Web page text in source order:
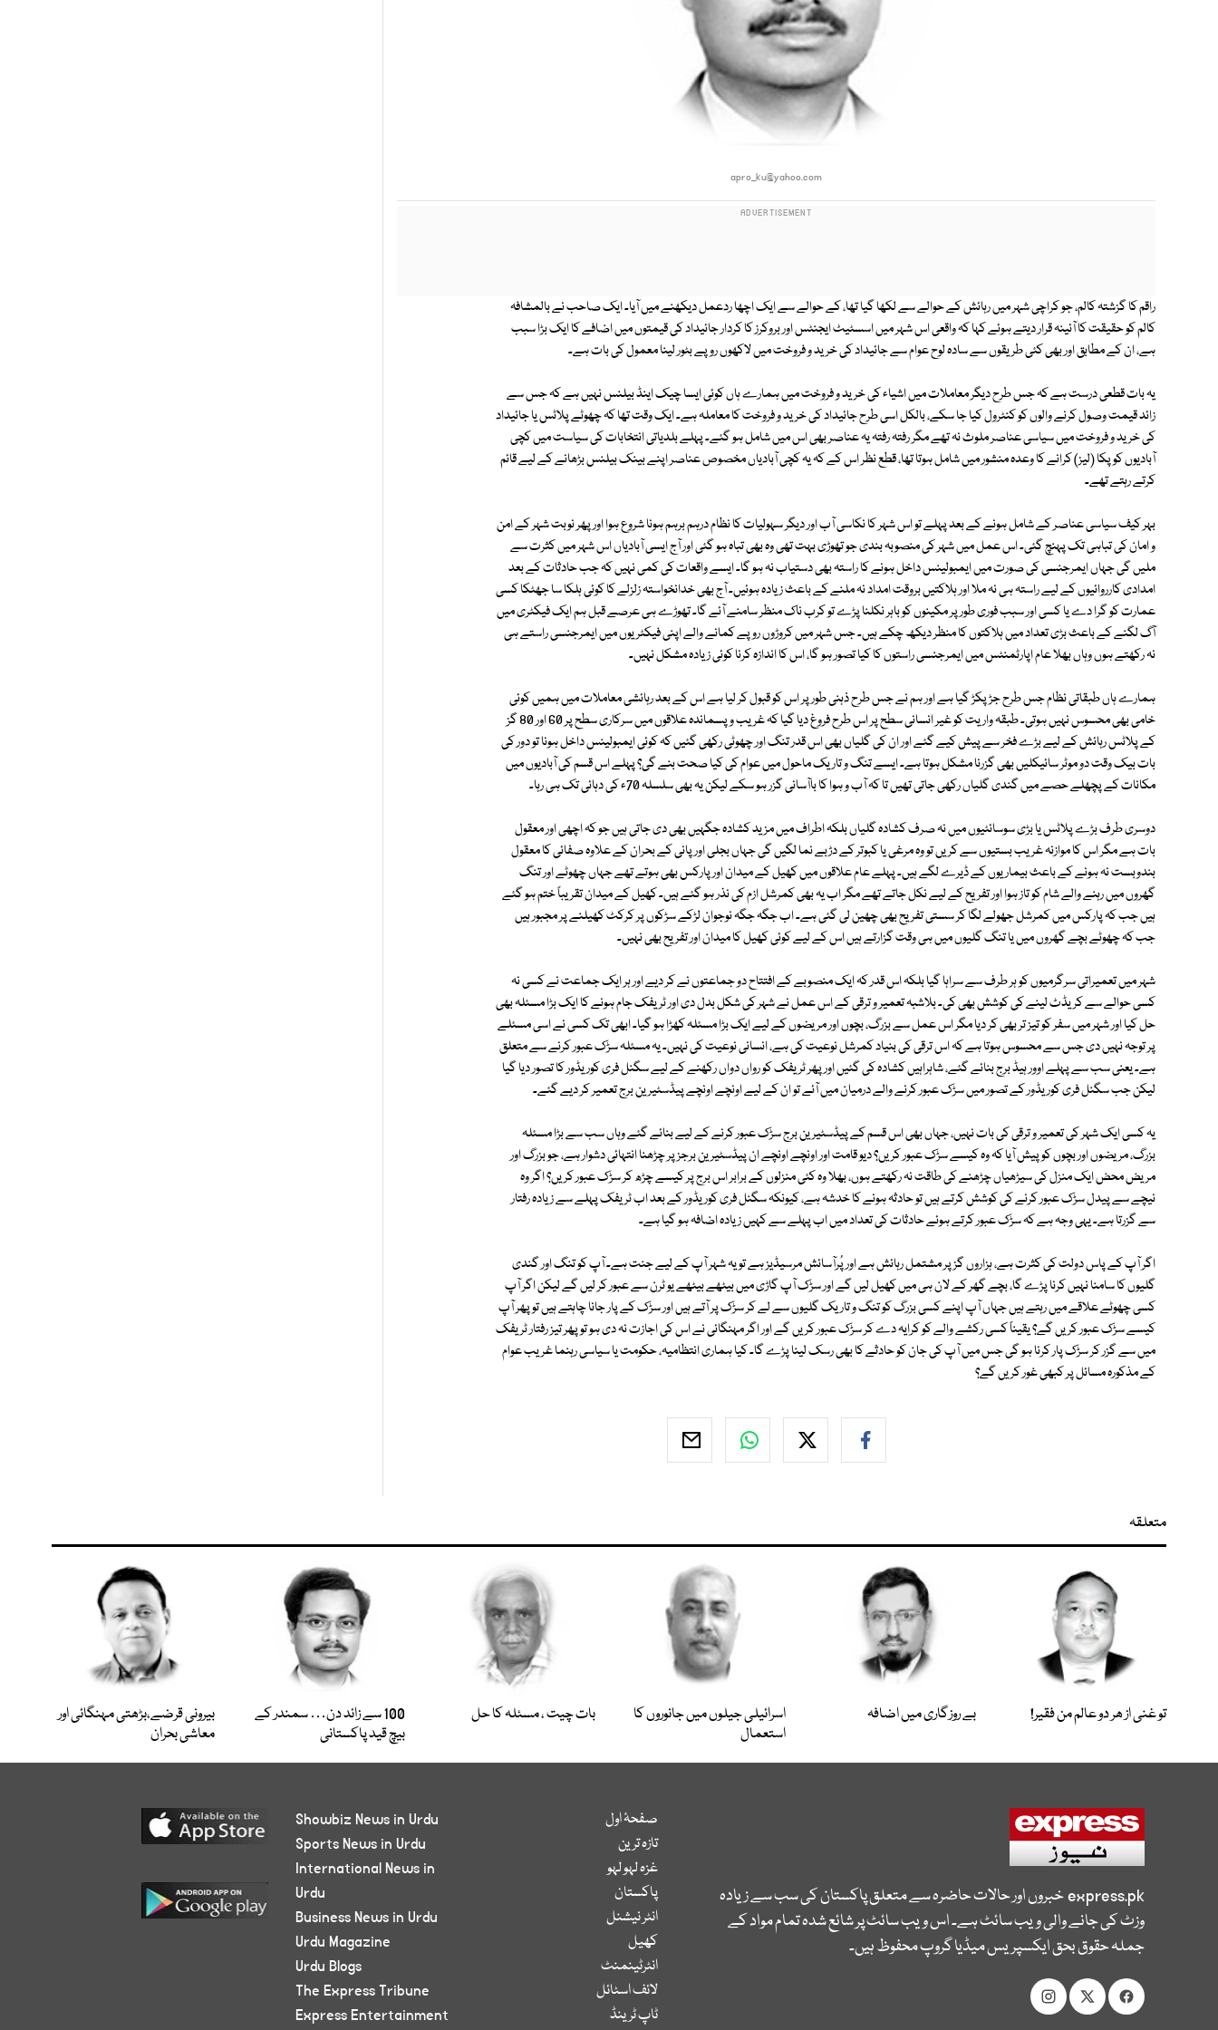
apro_ku@yahoo.com
راقم کا گزشتہ کالم، جو کراچی شہر میں رہائش کے حوالے سے لکھا گیا تھا، کے حوالے سے ایک اچھا ردعمل دیکھنے میں آیا۔ ایک صاحب نے بالمشافہ
کالم کو حقیقت کا آئینہ قرار دیتے ہوئے کہا کہ واقعی اس شہر میں اسسٹیٹ ایجنٹس اور بروکرز کا کردار جائیداد کی قیمتوں میں اضافے کا ایک بڑا سبب
ہے، ان کے مطابق اور بھی کئی طریقوں سے سادہ لوح عوام سے جائیداد کی خرید و فروخت میں لاکھوں روپے بٹور لینا معمول کی بات ہے۔
یہ بات قطعی درست ہے کہ جس طرح دیگر معاملات میں اشیاء کی خرید و فروخت میں ہمارے ہاں کوئی ایسا چیک اینڈ بیلنس نہیں ہے کہ جس سے
زائد قیمت وصول کرنے والوں کو کنٹرول کیا جا سکے، بالکل اسی طرح جائیداد کی خرید و فروخت کا معاملہ ہے۔ ایک وقت تھا کہ چھوٹے پلاٹس یا جائیداد
کی خرید و فروخت میں سیاسی عناصر ملوث نہ تھے مگر رفتہ رفتہ یہ عناصر بھی اس میں شامل ہو گئے۔ پہلے بلدیاتی انتخابات کی سیاست میں کچی
آبادیوں کو پکا (لیز) کرانے کا وعدہ منشور میں شامل ہوتا تھا، قطع نظر اس کے کہ یہ کچی آبادیاں مخصوص عناصر اپنے بینک بیلنس بڑھانے کے لیے قائم
کرتے رہتے تھے۔
بہر کیف سیاسی عناصر کے شامل ہونے کے بعد پہلے تو اس شہر کا نکاسی آب اور دیگر سہولیات کا نظام درہم برہم ہونا شروع ہوا اور پھر نوبت شہر کے امن
و امان کی تباہی تک پہنچ گئی۔ اس عمل میں شہر کی منصوبہ بندی جو تھوڑی بہت تھی وہ بھی تباہ ہو گئی اور آج ایسی آبادیاں اس شہر میں کثرت سے
ملیں گی جہاں ایمرجنسی کی صورت میں ایمبولینس داخل ہونے کا راستہ بھی دستیاب نہ ہو گا۔ ایسے واقعات کی کمی نہیں کہ جب حادثات کے بعد
امدادی کارروائیوں کے لیے راستہ ہی نہ ملا اور ہلاکتیں بروقت امداد نہ ملنے کے باعث زیادہ ہوئیں۔ آج بھی خدانخواستہ زلزلے کا کوئی ہلکا سا جھٹکا کسی
عمارت کو گرا دے یا کسی اور سبب فوری طور پر مکینوں کو باہر نکلنا پڑے تو کرب ناک منظر سامنے آئے گا۔ تھوڑے ہی عرصے قبل ہم ایک فیکٹری میں
آگ لگنے کے باعث بڑی تعداد میں ہلاکتوں کا منظر دیکھ چکے ہیں۔ جس شہر میں کروڑوں روپے کمانے والے اپنی فیکٹریوں میں ایمرجنسی راستے ہی
نہ رکھتے ہوں وہاں بھلا عام اپارٹمنٹس میں ایمرجنسی راستوں کا کیا تصور ہو گا، اس کا اندازہ کرنا کوئی زیادہ مشکل نہیں۔
ہمارے ہاں طبقاتی نظام جس طرح جڑ پکڑ گیا ہے اور ہم نے جس طرح ذہنی طور پر اس کو قبول کر لیا ہے اس کے بعد رہائشی معاملات میں ہمیں کوئی
خامی بھی محسوس نہیں ہوتی۔ طبقہ واریت کو غیر انسانی سطح پر اس طرح فروغ دیا گیا کہ غریب و پسماندہ علاقوں میں سرکاری سطح پر 60 اور 80 گز
کے پلاٹس رہائش کے لیے بڑے فخر سے پیش کیے گئے اور ان کی گلیاں بھی اس قدر تنگ اور چھوٹی رکھی گئیں کہ کوئی ایمبولینس داخل ہونا تو دور کی
بات بیک وقت دو موٹر سائیکلیں بھی گزرنا مشکل ہوتا ہے۔ ایسے تنگ و تاریک ماحول میں عوام کی کیا صحت بنے گی؟ پہلے اس قسم کی آبادیوں میں
مکانات کے پچھلے حصے میں گندی گلیاں رکھی جاتی تھیں تا کہ آب و ہوا کا باآسانی گزر ہو سکے لیکن یہ بھی سلسلہ 70ء کی دہائی تک ہی رہا۔
دوسری طرف بڑے پلاٹس یا بڑی سوسائٹیوں میں نہ صرف کشادہ گلیاں بلکہ اطراف میں مزید کشادہ جگہیں بھی دی جاتی ہیں جو کہ اچھی اور معقول
بات ہے مگر اس کا موازنہ غریب بستیوں سے کریں تو وہ مرغی یا کبوتر کے دڑبے نما لگیں گی جہاں بجلی اور پانی کے بحران کے علاوہ صفائی کا معقول
بندوبست نہ ہونے کے باعث بیماریوں کے ڈیرے لگے ہیں۔ پہلے عام علاقوں میں کھیل کے میدان اور پارکس بھی ہوتے تھے جہاں چھوٹے اور تنگ
گھروں میں رہنے والے شام کو تاز ہوا اور تفریح کے لیے نکل جاتے تھے مگر اب یہ بھی کمرشل ازم کی نذر ہو گئے ہیں۔ کھیل کے میدان تقریباً ختم ہو گئے
ہیں جب کہ پارکس میں کمرشل جھولے لگا کر سستی تفریح بھی چھین لی گئی ہے۔ اب جگہ جگہ نوجوان لڑکے سڑکوں پر کرکٹ کھیلنے پر مجبور ہیں
جب کہ چھوٹے بچے گھروں میں یا تنگ گلیوں میں ہی وقت گزارتے ہیں اس کے لیے کوئی کھیل کا میدان اور تفریح بھی نہیں۔
شہر میں تعمیراتی سرگرمیوں کو ہر طرف سے سراہا گیا بلکہ اس قدر کہ ایک منصوبے کے افتتاح دو جماعتوں نے کر دیے اور ہر ایک جماعت نے کسی نہ
کسی حوالے سے کریڈٹ لینے کی کوشش بھی کی۔ بلاشبہ تعمیر و ترقی کے اس عمل نے شہر کی شکل بدل دی اور ٹریفک جام ہونے کا ایک بڑا مسئلہ بھی
حل کیا اور شہر میں سفر کو تیز تر بھی کر دیا مگر اس عمل سے بزرگ، بچوں اور مریضوں کے لیے ایک بڑا مسئلہ کھڑا ہو گیا۔ ابھی تک کسی نے اسی مسئلے
پر توجہ نہیں دی جس سے محسوس ہوتا ہے کہ اس ترقی کی بنیاد کمرشل نوعیت کی ہے، انسانی نوعیت کی نہیں۔ یہ مسئلہ سڑک عبور کرنے سے متعلق
ہے۔ یعنی سب سے پہلے اوور ہیڈ برج بنائے گئے، شاہراہیں کشادہ کی گئیں اور پھر ٹریفک کو رواں دواں رکھنے کے لیے سگنل فری کوریڈور کا تصور دیا گیا
لیکن جب سگنل فری کوریڈور کے تصور میں سڑک عبور کرنے والے درمیان میں آئے تو ان کے لیے اونچے اونچے پیڈسٹیرین برج تعمیر کر دیے گئے۔
یہ کسی ایک شہر کی تعمیر و ترقی کی بات نہیں، جہاں بھی اس قسم کے پیڈسٹیرین برج سڑک عبور کرنے کے لیے بنائے گئے وہاں سب سے بڑا مسئلہ
بزرگ، مریضوں اور بچوں کو پیش آیا کہ وہ کیسے سڑک عبور کریں؟ دیو قامت اور اونچے اونچے ان پیڈسٹیرین برجز پر چڑھنا انتہائی دشوار ہے، جو بزرگ اور
مریض محض ایک منزل کی سیڑھیاں چڑھنے کی طاقت نہ رکھتے ہوں، بھلا وہ کئی منزلوں کے برابر اس برج پر کیسے چڑھ کر سڑک عبور کریں؟ اگر وہ
نیچے سے پیدل سڑک عبور کرنے کی کوشش کرتے ہیں تو حادثہ ہونے کا خدشہ ہے، کیونکہ سگنل فری کوریڈور کے بعد اب ٹریفک پہلے سے زیادہ رفتار
سے گزرتا ہے۔ یہی وجہ ہے کہ سڑک عبور کرتے ہوئے حادثات کی تعداد میں اب پہلے سے کہیں زیادہ اضافہ ہو گیا ہے۔
اگر آپ کے پاس دولت کی کثرت ہے، ہزاروں گز پر مشتمل رہائش ہے اور پُرآسائش مرسیڈیز ہے تو یہ شہر آپ کے لیے جنت ہے۔ آپ کو تنگ اور گندی
گلیوں کا سامنا نہیں کرنا پڑے گا، بچے گھر کے لان ہی میں کھیل لیں گے اور سڑک آپ گاڑی میں بیٹھے بیٹھے یو ٹرن سے عبور کر لیں گے لیکن اگر آپ
کسی چھوٹے علاقے میں رہتے ہیں جہاں آپ اپنے کسی بزرگ کو تنگ و تاریک گلیوں سے لے کر سڑک پر آتے ہیں اور سڑک کے پار جانا چاہتے ہیں تو پھر آپ
کیسے سڑک عبور کریں گے؟ یقیناً کسی رکشے والے کو کرایہ دے کر سڑک عبور کریں گے اور اگر مہنگائی نے اس کی اجازت نہ دی ہو تو پھر تیز رفتار ٹریفک
میں سے گزر کر سڑک پار کرنا ہو گی جس میں آپ کی جان کو حادثے کا بھی رسک لینا پڑے گا۔ کیا ہماری انتظامیہ، حکومت یا سیاسی رہنما غریب عوام
کے مذکورہ مسائل پر کبھی غور کریں گے؟
متعلقہ
تو غنی از ھر دو عالم من فقیر! بے روزگاری میں اضافہ
اسرائیلی جیلوں میں جانوروں کا
استعمال
بات چیت ، مسئلہ کا حل
100 سے زائد دن… سمندر کے
بیچ قید پاکستانی
بیرونی قرضے،بڑھتی مہنگائی اور
معاشی بحران
express.pkخبروں اور حالات حاضرہ سے متعلق پاکستان کی سب سے زیادہ
وزٹ کی جانے والی ویب سائٹ ہے۔ اس ویب سائٹ پر شائع شدہ تمام مواد کے
جملہ حقوق بحق ایکسپریس میڈیا گروپ محفوظ ہیں۔
صفحۂ اول
تازہ ترین
غزہ لہو لہو
پاکستان
انٹر نیشنل
کھیل
انٹرٹینمنٹ
لائف اسٹائل
ٹاپ ٹرینڈ
Showbiz News in Urdu
Sports News in Urdu
International News in
Urdu
Business News in Urdu
Urdu Magazine
Urdu Blogs
The Express Tribune
Express Entertainment